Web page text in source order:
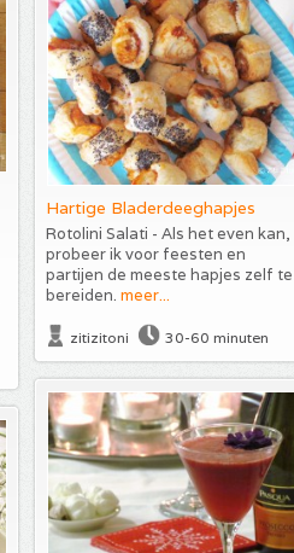
Hartige Bladerdeeghapjes
Rotolini Salati - Als het even kan,
probeer ik voor feesten en
partijen de meeste hapjes zelf te
bereiden. meer...
zitizitoni 30-60 minuten